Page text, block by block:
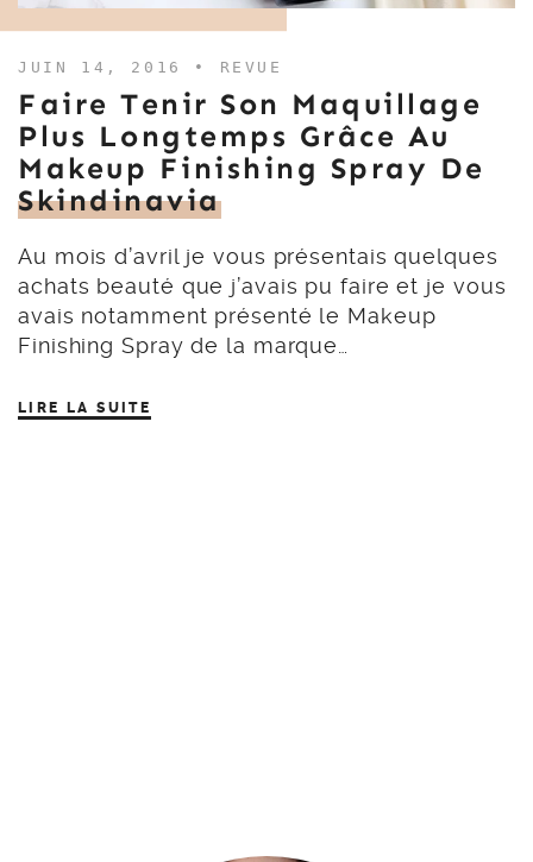
JUIN 14, 2016 • REVUE
Faire Tenir Son Maquillage
Plus Longtemps Grâce Au
Makeup Finishing Spray De
Skindinavia
Au mois d’avril je vous présentais quelques
achats beauté que j’avais pu faire et je vous
avais notamment présenté le Makeup
Finishing Spray de la marque…
LIRE LA SUITE